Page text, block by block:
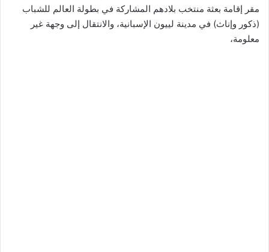
مقر إقامة بعثة منتخب بلادهم المشاركة في بطولة العالم للشباب
(ذكور وإناث) في مدينة لييون الإسبانية، والانتقال إلى وجهة غير
معلومة،